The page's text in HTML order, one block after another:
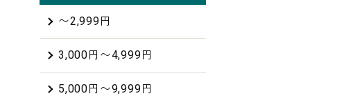
〜2,999円
3,000円〜4,999円
5,000円〜9,999円